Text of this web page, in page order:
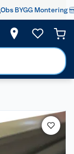
Obs BYGG Montering